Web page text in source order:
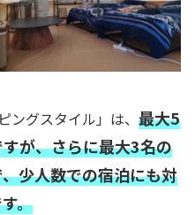
グスタイル」は、 最大5
が、さらに最大3名の
少人数での宿泊にも対
。